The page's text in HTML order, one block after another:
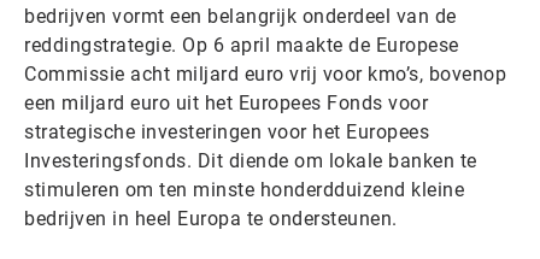
bedrijven vormt een belangrijk onderdeel van de
reddingstrategie. Op 6 april maakte de Europese
Commissie acht miljard euro vrij voor kmo’s, bovenop
een miljard euro uit het Europees Fonds voor
strategische investeringen voor het Europees
Investeringsfonds. Dit diende om lokale banken te
stimuleren om ten minste honderdduizend kleine
bedrijven in heel Europa te ondersteunen.